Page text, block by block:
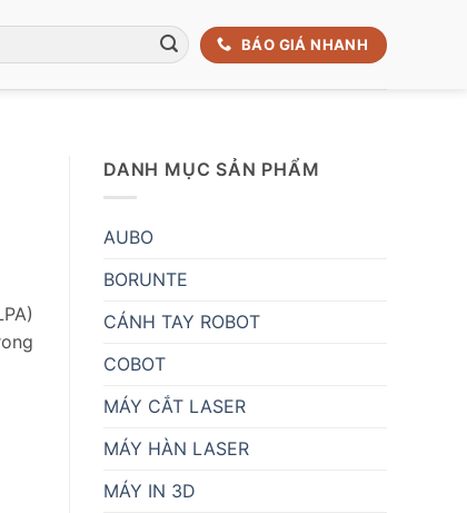
BÁO GIÁ NHANH
DANH MỤC SẢN PHẨM
AUBO
BORUNTE
CÁNH TAY ROBOT
COBOT
MÁY CẮT LASER
MÁY HÀN LASER
MÁY IN 3D